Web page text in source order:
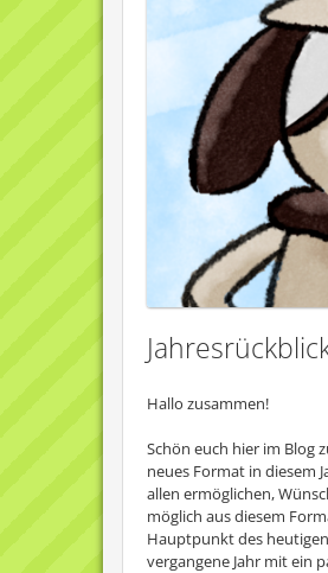
Hallo zusammen!
Schön euch hier im Blog
neues Format in diesem
allen ermöglichen,
möglich aus diesem
Hauptpunkt des
vergangene Jahr mit ein